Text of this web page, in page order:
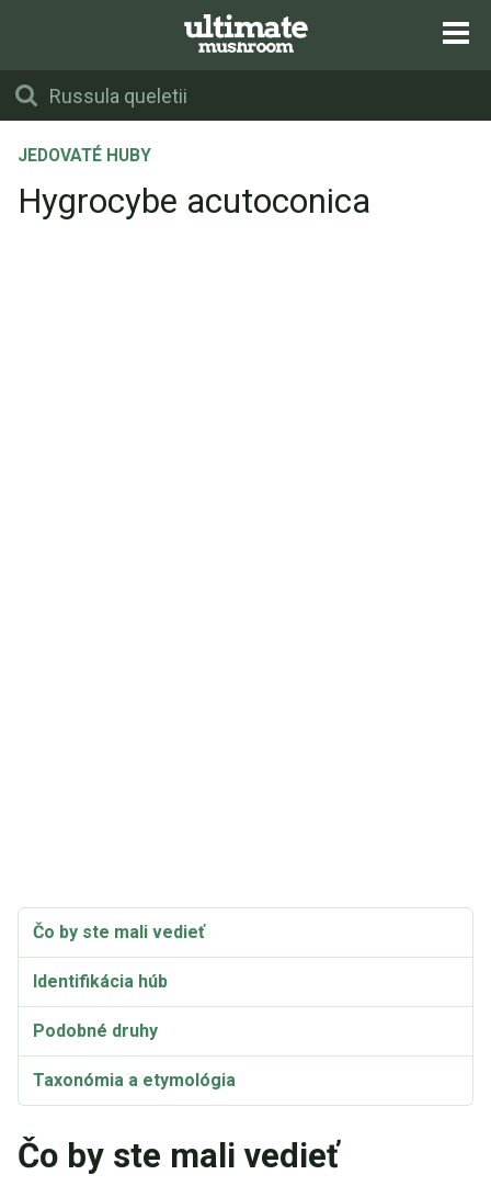
JEDOVATÉ HUBY
Hygrocybe acutoconica
Čo by ste mali vedieť
Identifikácia húb
Podobné druhy
Taxonómia a etymológia
Čo by ste mali vedieť